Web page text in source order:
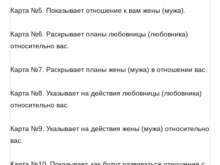
Карта №5. Показывает отношение к вам жены (мужа).
Карта №6. Раскрывает планы любовницы (любовника)
относительно вас.
Карта №7. Раскрывает планы жены (мужа) в отношении вас.
Карта №8. Указывает на действия любовницы (любовника)
относительно вас.
Карта №9. Указывает на действия жены (мужа) относительно
вас.